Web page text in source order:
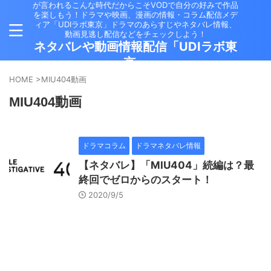
が言われるこんな時代だからこそVODで自分の好みで作品
を楽しもう！ドラマや映画、漫画の情報・コラム配信メデ
ィア「UDIラボ東京」ドラマのあらすじやネタバレ情報、
動画見逃し配信などをチェックしよう！
ネタバレや動画情報配信「UDIラボ東
京」
HOME >MIU404動画
MIU404動画
ドラマコラム ドラマネタバレ情報
【ネタバレ】「MIU404」続編は？最
終回でゼロからのスタート！
2020/9/5